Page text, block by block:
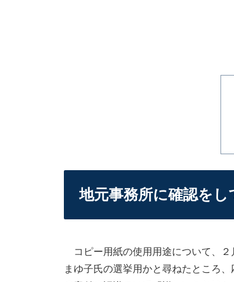
地元事務所に確認をし
コピー用紙の使用用途について、２
まゆ子氏の選挙用かと尋ねたところ